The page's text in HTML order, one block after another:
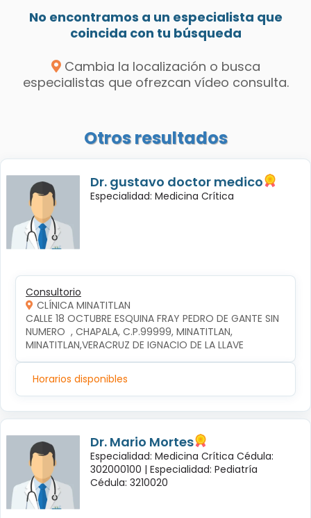
No encontramos a un especialista que
coincida con tu búsqueda
Cambia la localización o busca
especialistas que ofrezcan vídeo consulta.
Otros resultados
Dr. gustavo doctor medico
Especialidad: Medicina Crítica
Consultorio
CLÍNICA MINATITLAN
CALLE 18 OCTUBRE ESQUINA FRAY PEDRO DE GANTE SIN
NUMERO  , CHAPALA, C.P.99999, MINATITLAN,
MINATITLAN,VERACRUZ DE IGNACIO DE LA LLAVE
Horarios disponibles
Dr. Mario Mortes
Especialidad: Medicina Crítica Cédula:
302000100 | Especialidad: Pediatría
Cédula: 3210020